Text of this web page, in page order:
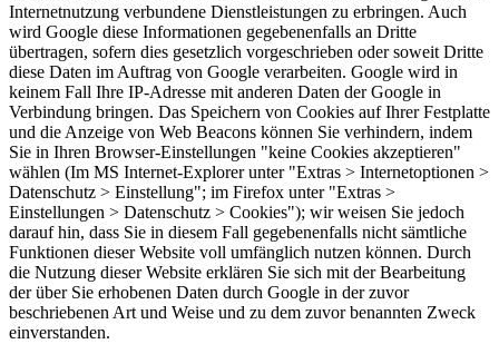
Internetnutzung verbundene Dienstleistungen zu erbringen. Auch
wird Google diese Informationen gegebenenfalls an Dritte
übertragen, sofern dies gesetzlich vorgeschrieben oder soweit Dritte
diese Daten im Auftrag von Google verarbeiten. Google wird in
keinem Fall Ihre IP-Adresse mit anderen Daten der Google in
Verbindung bringen. Das Speichern von Cookies auf Ihrer Festplatte
und die Anzeige von Web Beacons können Sie verhindern, indem
Sie in Ihren Browser-Einstellungen "keine Cookies akzeptieren"
wählen (Im MS Internet-Explorer unter "Extras > Internetoptionen >
Datenschutz > Einstellung"; im Firefox unter "Extras >
Einstellungen > Datenschutz > Cookies"); wir weisen Sie jedoch
darauf hin, dass Sie in diesem Fall gegebenenfalls nicht sämtliche
Funktionen dieser Website voll umfänglich nutzen können. Durch
die Nutzung dieser Website erklären Sie sich mit der Bearbeitung
der über Sie erhobenen Daten durch Google in der zuvor
beschriebenen Art und Weise und zu dem zuvor benannten Zweck
einverstanden.